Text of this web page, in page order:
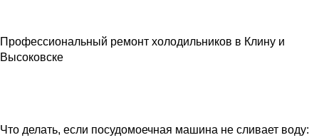
Профессиональный ремонт холодильников в Клину и
Высоковске
Что делать, если посудомоечная машина не сливает воду: